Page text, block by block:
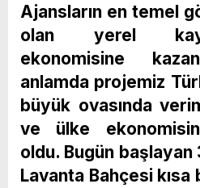
Ajansların en temel
olan yerel
ekonomisine
anlamda projemiz
büyük ovasında
ve ülke
oldu. Bugün
Lavanta Bahçesi